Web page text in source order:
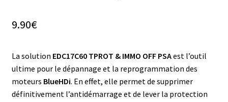
9.90€
La solution EDC17C60 TPROT & IMMO OFF PSAest l’outil
ultime pour le dépannage et la reprogrammation des
moteurs BlueHDi. En effet, elle permet de supprimer
définitivement l’antidémarrage et de lever la protection